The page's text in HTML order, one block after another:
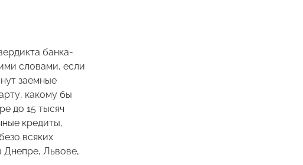
банка-
словами, если
заемные
какому бы
до 15 тысяч
кредиты,
всяких
Днепре, Львове,